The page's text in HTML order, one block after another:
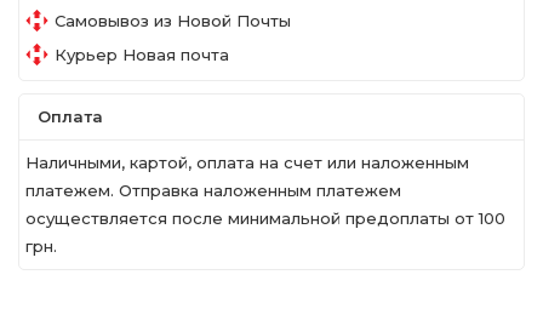
Самовывоз из Новой Почты
Курьер Новая почта
Оплата
Наличными, картой, оплата на счет или наложенным
платежем. Отправка наложенным платежем
осуществляется после минимальной предоплаты от 100
грн.